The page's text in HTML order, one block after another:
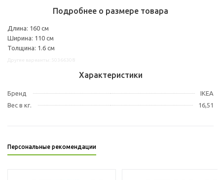
Подробнее о размере товара
Длина: 160 см
Ширина: 110 см
Толщина: 1.6 см
Характеристики
Бренд
IKEA
Вес в кг.
16,51
Персональные рекомендации